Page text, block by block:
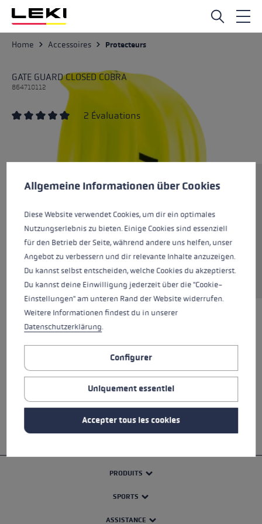
Passer au contenu principal
Home Accessoires Protecteurs
GATE GUARD CLOSED COBRA
864710112
Note moyenne de 5 sur 5 étoiles
2 Évaluations
Taille
Couleurs neonyellow
TOUTES LES CARACTÉRISTIQUES
CONSIGNES DE SÉCURITÉ
PRODUITS
SPORTS
ASSISTANCE
Préférences en matière de cookies
Allgemeine Informationen über Cookies
Diese Website verwendet Cookies, um dir ein optimales
Nutzungserlebnis zu bieten. Einige Cookies sind essenziell
für den Betrieb der Seite, während andere uns helfen, unser
Angebot zu verbessern und dir relevante Inhalte anzuzeigen.
Du kannst selbst entscheiden, welche Cookies du akzeptierst.
Du kannst deine Einwilligung jederzeit über die "Cookie-
Einstellungen" am unteren Rand der Website widerrufen.
Weitere Informationen findest du in unserer
Datenschutzerklärung.
Configurer
Uniquement essentiel
Accepter tous les cookies